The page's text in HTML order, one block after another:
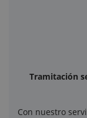
Tramitación
Con nuestro